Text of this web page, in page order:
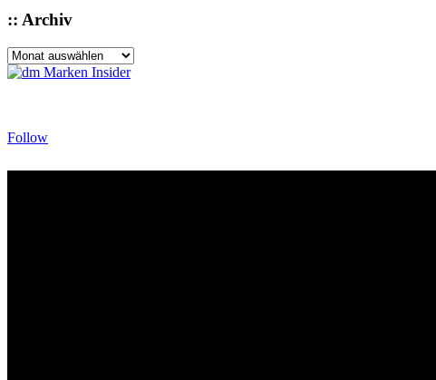
:: Archiv
::
Archiv
Follow